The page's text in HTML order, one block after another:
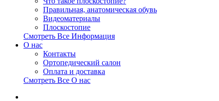
Правильная, анатомическая обувь
Видеоматериалы
Плоскостопие
Смотреть Все Информация
О нас
Контакты
Ортопедический салон
Оплата и доставка
Смотреть Все О нас